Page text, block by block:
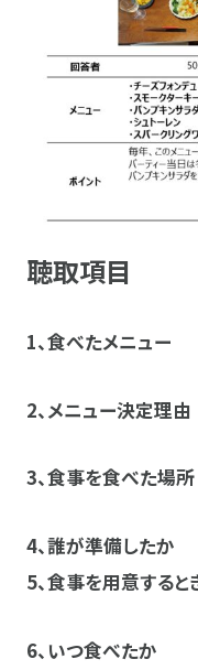
聴取項目
1、食べたメニュー
2、メニュー決定理由
3、食事を食べた場所
4、誰が準備したか
5、食事を用意すると
6、 いつ食べたか